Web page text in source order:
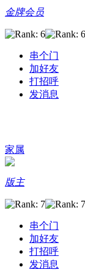
金牌会员
串个门
加好友
打招呼
发消息
家属
版主
串个门
加好友
打招呼
发消息